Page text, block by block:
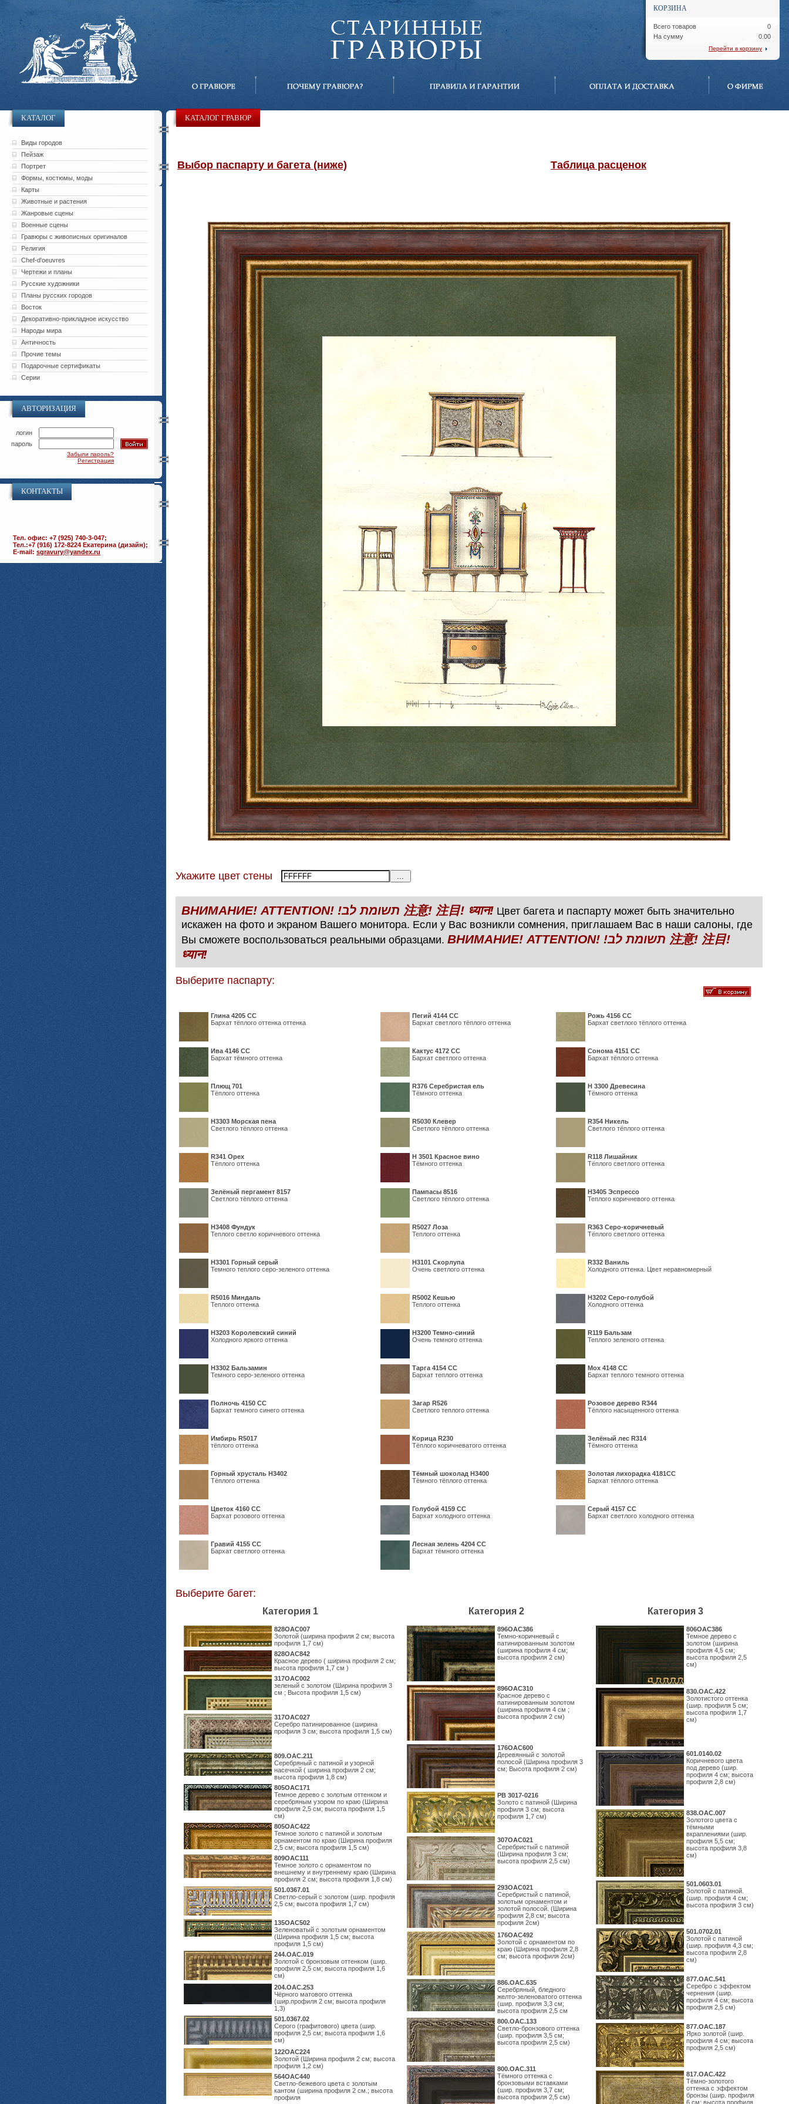
КОРЗИНА
Всего товаров
На сумму
0
0.00
Перейти в корзину
КАТАЛОГ
Виды городов
Пейзаж
Портрет
Формы, костюмы, моды
Карты
Животные и растения
Жанровые сцены
Военные сцены
Гравюры с живописных оригиналов
Религия
Chef-d'oeuvres
Чертежи и планы
Русские художники
Планы русских городов
Восток
Декоративно-прикладное искусство
Народы мира
Античность
Прочие темы
Подарочные сертификаты
Серии
АВТОРИЗАЦИЯ
логин
пароль
Забыли пароль?
Регистрация
КОНТАКТЫ
Тел. офис: +7 (925) 740-3-047;
Тел.:+7 (916) 172-8224 Екатерина (дизайн);
E-mail: sgravury@yandex.ru
КАТАЛОГ ГРАВЮР
Выбор паспарту и багета (ниже) Таблица расценок
Укажите цвет стены
ВНИМАНИЕ! ATTENTION! !תשומת לב 注意! 注目! ध्यान! Цвет багета и паспарту может быть значительно
искажен на фото и экраном Вашего монитора. Если у Вас возникли сомнения, приглашаем Вас в наши салоны, где
Вы сможете воспользоваться реальными образцами. ВНИМАНИЕ! ATTENTION! !תשומת לב 注意! 注目!
ध्यान!
Выберите паспарту:
Глина 4205 СС
Бархат тёплого оттенка оттенка
Пегий 4144 СС
Бархат светлого тёплого оттенка
Рожь 4156 СС
Бархат светлого тёплого оттенка
Ива 4146 СС
Бархат тёмного оттенка
Кактус 4172 СС
Бархат светлого оттенка
Сонома 4151 СС
Бархат тёплого оттенка
Плющ 701
Тёплого оттенка
R376 Серебристая ель
Тёмного оттенка
H 3300 Древесина
Тёмного оттенка
H3303 Морская пена
Светлого тёплого оттенка
R5030 Клевер
Светлого тёплого оттенка
R354 Никель
Светлого тёплого оттенка
R341 Орех
Тёплого оттенка
Н 3501 Красное вино
Тёмного оттенка
R118 Лишайник
Тёплого светлого оттенка
Зелёный пергамент 8157
Светлого тёплого оттенка
Пампасы 8516
Светлого тёплого оттенка
Н3405 Эспрессо
Теплого коричневого оттенка
Н3408 Фундук
Теплого светло коричневого оттенка
R5027 Лоза
Теплого оттенка
R363 Серо-коричневый
Тёплого светлого оттенка
Н3301 Горный серый
Темного теплого серо-зеленого оттенка
Н3101 Скорлупа
Очень светлого оттенка
R332 Ваниль
Холодного оттенка. Цвет неравномерный
R5016 Миндаль
Теплого оттенка
R5002 Кешью
Теплого оттенка
Н3202 Серо-голубой
Холодного оттенка
Н3203 Королевский синий
Холодного яркого оттенка
Н3200 Темно-синий
Очень темного оттенка
R119 Бальзам
Теплого зеленого оттенка
Н3302 Бальзамин
Темного серо-зеленого оттенка
Тарга 4154 СС
Бархат теплого оттенка
Мох 4148 СС
Бархат теплого темного оттенка
Полночь 4150 СС
Бархат темного синего оттенка
Загар R526
Светлого теплого оттенка
Розовое дерево R344
Тёплого насыщенного оттенка
Имбирь R5017
тёплого оттенка
Корица R230
Тёплого коричневатого оттенка
Зелёный лес R314
Тёмного оттенка
Горный хрусталь H3402
Тёплого оттенка
Тёмный шоколад H3400
Тёмного тёплого оттенка
Золотая лихорадка 4181СС
Бархат тёплого оттенка
Цветок 4160 СС
Бархат розового оттенка
Голубой 4159 СС
Бархат холодного оттенка
Серый 4157 СС
Бархат светлого холодного оттенка
Гравий 4155 СС
Бархат светлого оттенка
Лесная зелень 4204 СС
Бархат тёмного оттенка
Выберите багет:
Категория 1 Категория 2 Категория 3
828OAC007
Золотой (ширина профиля 2 см; высота
профиля 1,7 см)
828OAC842
Красное дерево ( ширина профиля 2 см;
высота профиля 1,7 см )
317OAC002
зеленый с золотом (Ширина профиля 3
см ; Высота профиля 1,5 см)
317OAC027
Серебро патинированное (ширина
профиля 3 см; высота профиля 1,5 см)
809.ОАС.211
Серебряный с патиной и узорной
насечкой ( ширина профиля 2 см;
высота профиля 1,8 см)
805OAC171
Темное дерево с золотым оттенком и
серебряным узором по краю (Ширина
профиля 2,5 см; высота профиля 1,5
см)
805OAC422
Темное золото с патиной и золотым
орнаментом по краю (Ширина профиля
2,5 см; высота профиля 1,5 см)
809OAC111
Темное золото с орнаментом по
внешнему и внутреннему краю (Ширина
профиля 2 см; высота профиля 1,8 см)
501.0367.01
Светло-серый с золотом (шир. профиля
2,5 см; высота профиля 1,7 см)
135OAC502
Зеленоватый с золотым орнаментом
(Ширина профиля 1,5 см; высота
профиля 1,5 см)
244.ОАС.019
Золотой с бронзовым оттенком (шир.
профиля 2,5 см; высота профиля 1,6
см)
204.OAC.253
Чёрного матового оттенка
(шир.профиля 2 см; высота профиля
1,3)
501.0367.02
Серого (графитового) цвета (шир.
профиля 2,5 см; высота профиля 1,6
см)
122OAC224
Золотой (Ширина профиля 2 см; высота
профиля 1,2 см)
564ОАС440
Светло-бежевого цвета с золотым
кантом (ширина профиля 2 см.; высота
профиля
896OAC386
Темно-коричневый с
патинированным золотом
(ширина профиля 4 см;
высота профиля 2 см)
896OAC310
Красное дерево с
патинированным золотом
(ширина профиля 4 см ;
высота профиля 2 см)
176OAC600
Деревянный с золотой
полосой (Ширина профиля 3
см; Высота профиля 2 см)
PB 3017-0216
Золото с патиной (Ширина
профиля 3 см; высота
профиля 1,7 см)
307OAC021
Серебристый с патиной
(Ширина профиля 3 см;
высота профиля 2,5 см)
293OAC021
Серебристый с патиной,
золотым орнаментом и
золотой полосой. (Ширина
профиля 2,8 см; высота
профиля 2см)
176OAC492
Золотой с орнаментом по
краю (Ширина профиля 2,8
см; высота профиля 2см)
886.ОАС.635
Серебряный, бледного
желто-зеленоватого оттенка
(шир. профиля 3,3 см;
высота профиля 2,5 см
800.ОАС.133
Светло-бронзового оттенка
(шир. профиля 3,5 см;
высота профиля 2,5 см)
800.ОАС.311
Тёмного оттенка с
бронзовыми вставками
(шир. профиля 3,7 см;
высота профиля 2,5 см)
806OAC386
Темное дерево с
золотом (ширина
профиля 4,5 см;
высота профиля 2,5
см)
830.ОАС.422
Золотистого оттенка
(шир. профиля 5 см;
высота профиля 1,7
см)
601.0140.02
Коричневого цвета
под дерево (шир.
профиля 4 см; высота
профиля 2,8 см)
838.ОАС.007
Золотого цвета с
тёмными
вкраплениями (шир.
профиля 5,5 см;
высота профиля 3,8
см)
501.0603.01
Золотой с патиной.
(шир. профиля 4 см;
высота профиля 3 см)
501.0702.01
Золотой с патиной
(шир. профиля 4,3 см;
высота профиля 2,8
см)
877.ОАС.541
Серебро с эффектом
чернения (шир.
профиля 4 см; высота
профиля 2,5 см)
877.ОАС.187
Ярко золотой (шир.
профиля 4 см; высота
профиля 2,5 см)
817.ОАС.422
Тёмно-золотого
оттенка с эффектом
бронзы (шир. профиля
6 см; высота профиля